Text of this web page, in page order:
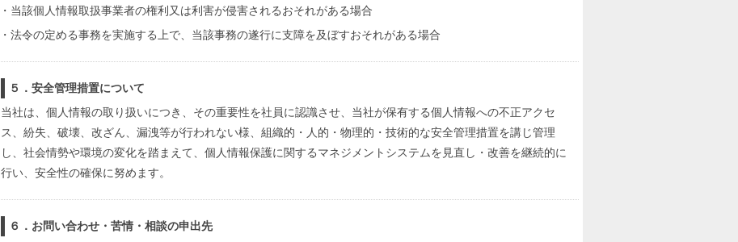
・当該個人情報取扱事業者の権利又は利害が侵害されるおそれがある場合
・法令の定める事務を実施する上で、当該事務の遂行に支障を及ぼすおそれがある場合
５．安全管理措置について
当社は、個人情報の取り扱いにつき、その重要性を社員に認識させ、当社が保有する個人情報への不正アクセ
ス、紛失、破壊、改ざん、漏洩等が行われない様、組織的・人的・物理的・技術的な安全管理措置を講じ管理
し、社会情勢や環境の変化を踏まえて、個人情報保護に関するマネジメントシステムを見直し・改善を継続的に
行い、安全性の確保に努めます。
６．お問い合わせ・苦情・相談の申出先